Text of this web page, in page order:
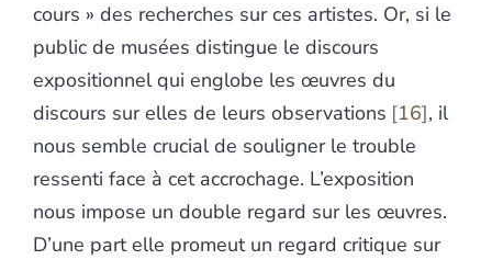
cours » des recherches sur ces artistes. Or, si le
public de musées distingue le discours
expositionnel qui englobe les œuvres du
discours sur elles de leurs observations 16 , il
nous semble crucial de souligner le trouble
ressenti face à cet accrochage. L’exposition
nous impose un double regard sur les œuvres.
D’une part elle promeut un regard critique sur